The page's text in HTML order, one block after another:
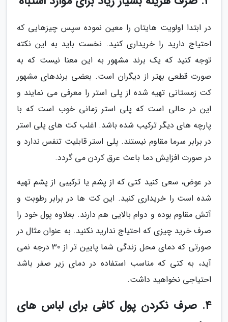
در ابتدا اولویت هایتان را معین نموده سپس چیزهایی که
احتیاج دارید را خریداری کنید. نخست باید به این نکته
توجه کنید که یک برند مشهور به این معنا نیست که به
صورت قطعی بهتر از دیگران است. بعضی برندهای مشهور
کت زمستانی تهیه شده از پلی استر را معرفی می نمایند و
این در حالی است که پلی استر زمانی خوب است که با
پارچه های دیگر ترکیب شده باشد. اغلب کت های پلی استر
در برابر سرما مقاوم نیستند. پلی استر قابلیت تنفس ندارد و
در صورت افزایش دما باعث عرق کردن می گردد.
در عوض، سعی کنید کتی که از پشم یا ترکیبی از پشم تهیه
شده است را خریداری کنید. این کت ها در برابر رطوبت و
آتش مقاوم بوده و دوام بالایی هم دارند. بعلاوه پول خود را
صرف خرید چیزی که احتیاج ندارید نکنید. به عنوان مثال در
صورتی که دمای محل زندگی شما پایین تر از 30 درجه نمی
آید، به کتی که مناسب استفاده در دمای زیر صفر باشد
احتیاجی نخواهید داشت.
4. صرف نکردن پول کافی برای لباس های